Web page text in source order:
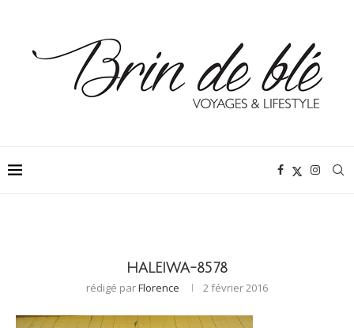
HALEIWA-8578
rédigé parFlorence 2 février 2016